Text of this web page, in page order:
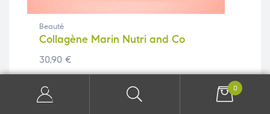
Beauté
Collagène Marin Nutri and Co
30,90 €
0